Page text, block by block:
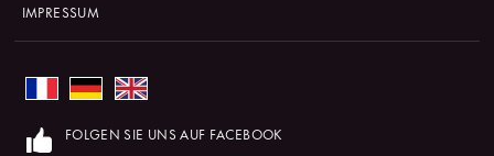
IMPRESSUM
FOLGEN SIE UNS AUF FACEBOOK